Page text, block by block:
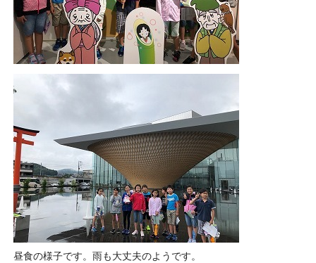
昼食の様子です。雨も大丈夫のようです。